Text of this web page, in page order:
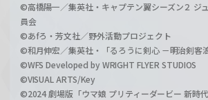
©高橋陽一／集英社・キャプテン翼シーズン２ ジ
員会
©あfろ・芳文社／野外活動プロジェクト
©和月伸宏／集英社・「るろうに剣心 －明治剣客
©WFS Developed by WRIGHT FLYER STUDIOS
©VISUAL ARTS/Key
©2024 劇場版「ウマ娘 プリティーダービー 新時